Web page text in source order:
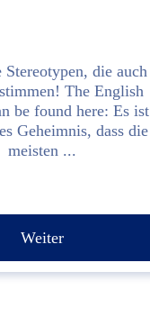
Stereotypen, die auch
The English
be found here: Es ist
Geheimnis, dass die
meisten ...
Weiter